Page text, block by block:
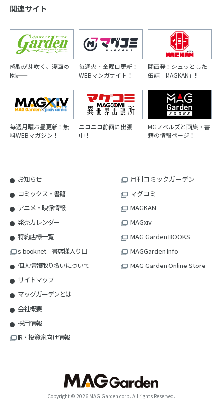
関連サイト
感動が芽吹く、漫画の
園――。
毎週火・金曜日更新！
WEBマンガサイト！
関西発！シュッとした
缶詰「MAGKAN」!!
毎週月曜お昼更新！無
料WEBマガジン！
ニコニコ静画に出張
中！
MGノベルズと画集・書
籍の情報ページ！
お知らせ
コミックス・書籍
アニメ・映像情報
発売カレンダー
特約店様一覧
s-book.net 書店様入り口
個人情報取り扱いについて
サイトマップ
マッグガーデンとは
会社概要
採用情報
IR・投資家向け情報
月刊コミックガーデン
マグコミ
MAGKAN
MAGxiv
MAG Garden BOOKS
MAGGarden Info
MAG Garden Online Store
Copyright © 2026 MAG Garden corp. All rights Reserved.